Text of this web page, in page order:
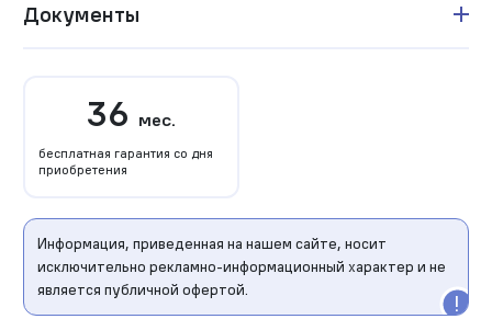
Документы
36 мес.
бесплатная гарантия со дня
приобретения
Информация, приведенная на нашем сайте, носит
исключительно рекламно-информационный характер и не
является публичной офертой.